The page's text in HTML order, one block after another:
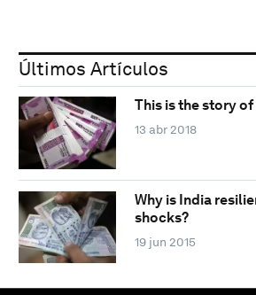
Últimos Artículos
This is the story
13 abr 2018
Why is India
shocks?
19 jun 2015